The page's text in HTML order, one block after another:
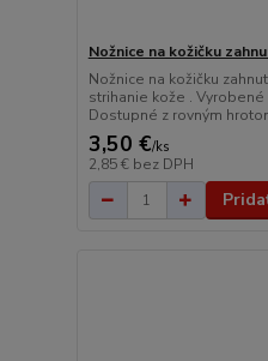
Nožnice na kožičku
Nožnice na kožičku
strihanie kože .
Dostupné z rovným
3,50 €/ks
2,85 € bez DPH